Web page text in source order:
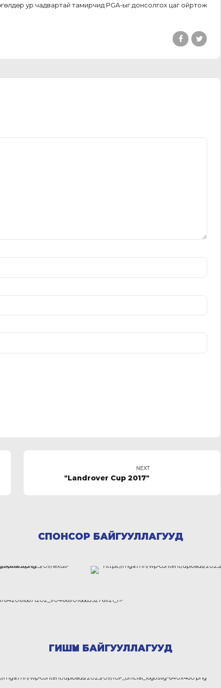
ур чадвартай тамирчид PGA-ыг донсолгох цаг ойртож
NEXT
"Landrover Cup 2017"
СПОНСОР БАЙГУУЛЛАГУУД
ГИШҮҮН БАЙГУУЛЛАГУУД